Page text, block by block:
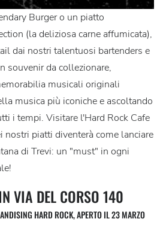
Burger o un piatto
(la deliziosa carne affumicata),
dai nostri talentuosi bartenders e
souvenir da collezionare,
musicali originali
musica più iconiche e ascoltando
i tempi. Visitare l'Hard Rock Cafe
nostri piatti diventerà come lanciare
di Trevi: un "must" in ogni
VIA DEL CORSO 140
HARD ROCK, APERTO IL 23 MARZO